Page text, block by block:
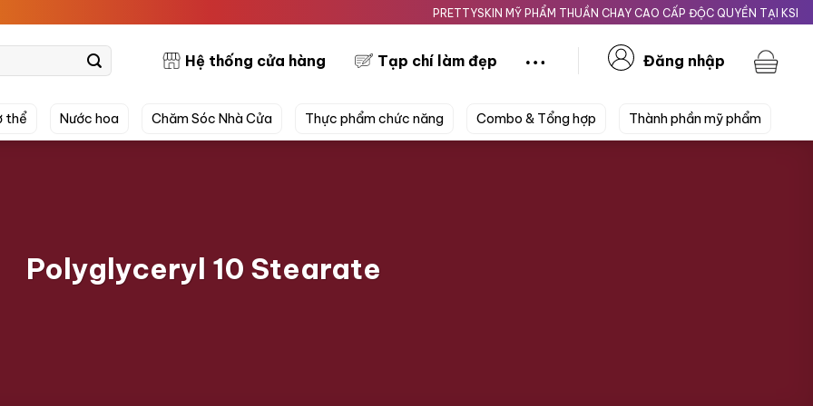
PRETTYSKIN MỸ PHẨM THUẦN CHAY CAO CẤP ĐỘC QUYỀN TẠI
Hệ thống cửa hàng Tạp chí làm đẹp Đăng nhập
thể Nước hoa Chăm Sóc Nhà Cửa Thực phẩm chức năng Combo & Tổng hợp Thành phần mỹ phẩm
Polyglyceryl 10 Stearate